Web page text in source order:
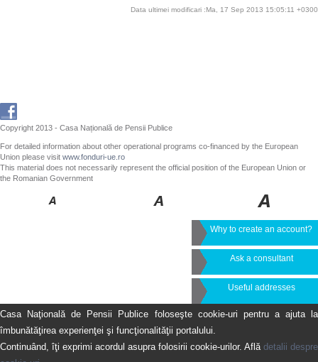
Data ultimei modificari :Ma, 17 Sep 2013 15:05:11 +0300
Copyright 2013 - Casa Națională de Pensii Publice
For detailed information about other operational programs co-financed by the European
Union please visit www.fonduri-ue.ro
This material does not necessarily represent the official position of the European Union or
the Romanian Government
Why to create an account?
Ask a consultant
Useful addresses
Casa Naţională de Pensii Publice foloseşte cookie-uri pentru a ajuta la
îmbunătăţirea experienţei şi funcţionalităţii portalului.
Continuând, îţi exprimi acordul asupra folosirii cookie-urilor. Află detalii despre